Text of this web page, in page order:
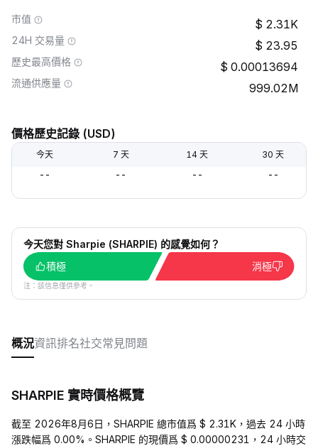
市值 2.31K
24H 交易量 23.95
歷史最高價格 0.00013694
流通供應量 999.02M
價格歷史記錄 (USD)
今天 7 天 14 天 30 天
-- -- -- --
今天您對 Sharpie (SHARPIE) 的感覺如何？
積極
消極
注：該信息僅供參考。
概況資訊排名社交常見問題
SHARPIE 實時價格概覽
截至 2026年8月6日，SHARPIE 總市值爲 $ 2.31K，過去 24 小時
漲跌幅爲 0.00%。SHARPIE 的現價爲 $ 0.00000231，24 小時交